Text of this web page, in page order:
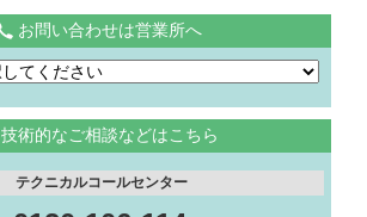
お問い合わせは営業所へ
技術的なご相談などはこちら
テクニカルコールセンター